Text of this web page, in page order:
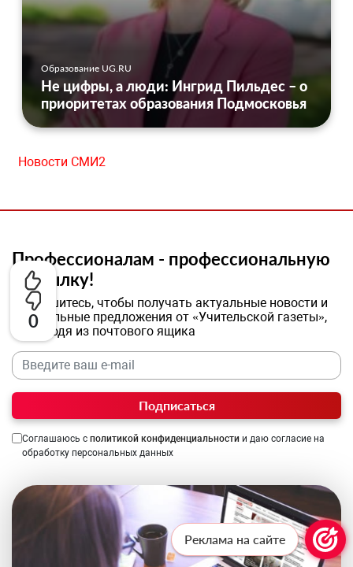
0
Образование UG.RU
Не цифры, а люди: Ингрид Пильдес – о
приоритетах образования Подмосковья
Новости СМИ2
Профессионалам - профессиональную
рассылку!
Подпишитесь, чтобы получать актуальные новости и
специальные предложения от «Учительской газеты»,
не выходя из почтового ящика
Подписаться
Соглашаюсь с политикой конфиденциальности и даю согласие на
обработку персональных данных
Реклама на сайте